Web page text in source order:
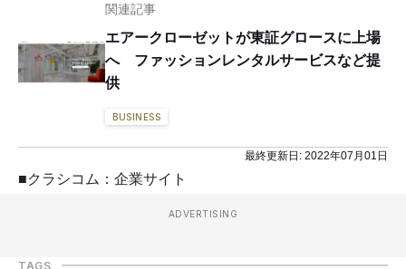
関連記事
エアークローゼットが東証グロースに上場
へ ファッションレンタルサービスなど提
供
BUSINESS
最終更新日: 2022年07月01日
■クラシコム：企業サイト
ADVERTISING
TAGS